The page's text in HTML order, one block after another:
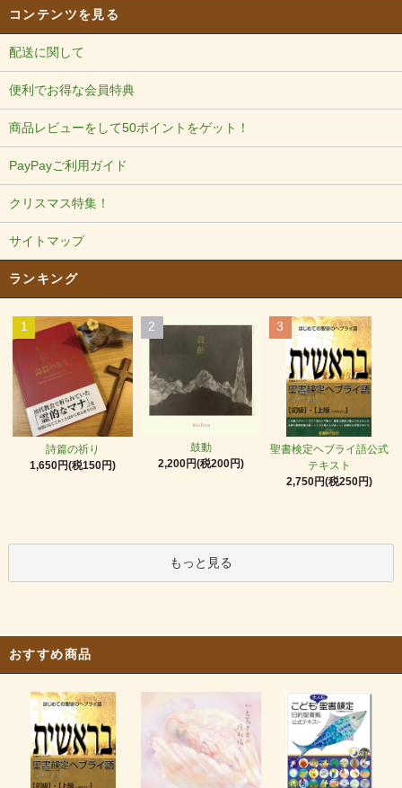
コンテンツを見る
配送に関して
便利でお得な会員特典
商品レビューをして50ポイントをゲット！
PayPayご利用ガイド
クリスマス特集！
サイトマップ
ランキング
1
詩篇の祈り
1,650円(税150円)
2
鼓動
2,200円(税200円)
3
聖書検定ヘブライ語公式
テキスト
2,750円(税250円)
もっと見る
おすすめ商品